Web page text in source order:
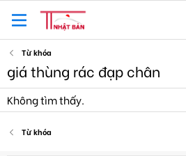
Từ khóa
giá thùng rác đạp chân
Không tìm thấy.
Từ khóa